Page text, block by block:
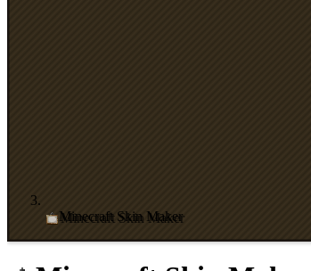
Minecraft Skin Maker